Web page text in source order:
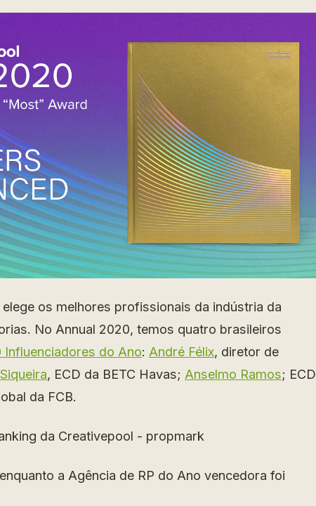
os melhores profissionais da indústria da
No Annual 2020, temos quatro brasileiros
Influenciadores do Ano: André Félix, diretor de
, ECD da BETC Havas; Anselmo Ramos; ECD
da FCB.
a Agência de RP do Ano vencedora foi